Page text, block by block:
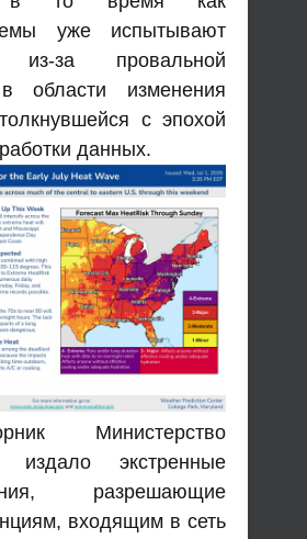
уже испытывают
из-за провальной
области изменения
с эпохой
данных.
Министерство
издало экстренные
разрешающие
входящим в сеть